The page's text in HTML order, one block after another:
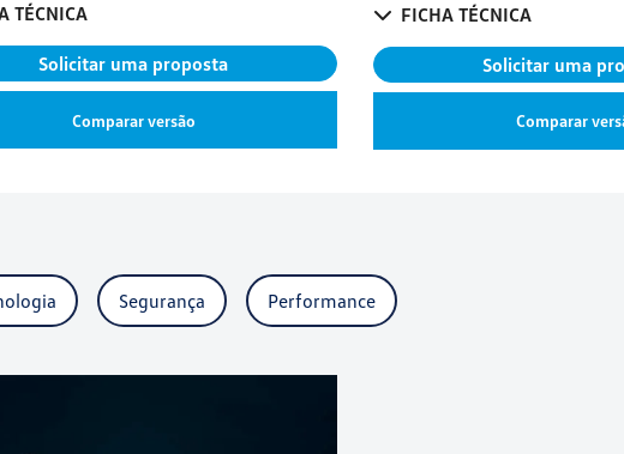
TÉCNICA
Solicitar uma proposta
Comparar versão
FICHA TÉCNICA
Solicitar uma
Comparar
Segurança Performance